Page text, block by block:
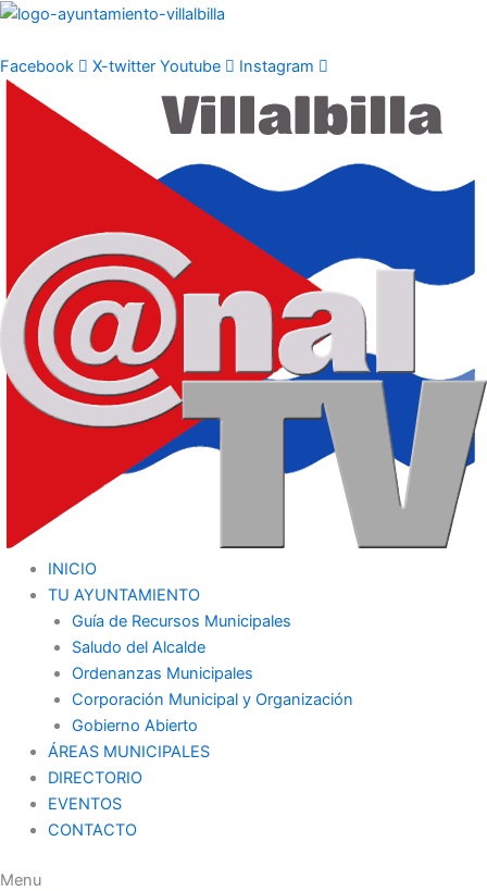
Ir
contenido
Facebook X-twitter Youtube Instagram
INICIO
TU AYUNTAMIENTO
Guía de Recursos Municipales
Saludo del Alcalde
Ordenanzas Municipales
Corporación Municipal y Organización
Gobierno Abierto
ÁREAS MUNICIPALES
DIRECTORIO
EVENTOS
CONTACTO
Menu